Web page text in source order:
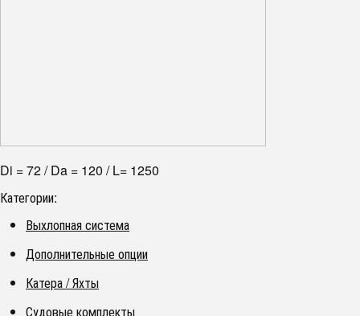
Di = 72 / Da = 120 / L= 1250
Категории:
Выхлопная система
Дополнительные опции
Катера / Яхты
Судовые комплекты